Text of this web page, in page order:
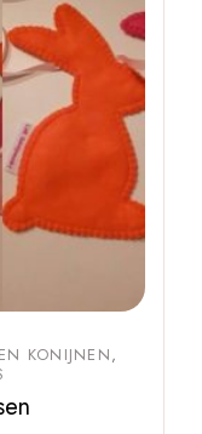
KONIJNEN